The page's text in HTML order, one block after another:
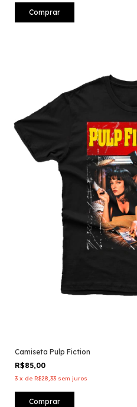
Comprar
Camiseta Pulp Fiction
R$85,00
3 x de R$28,33 sem juros
Comprar